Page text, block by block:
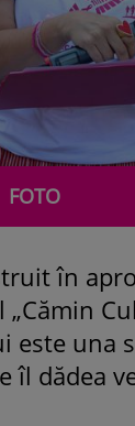
în
este una
îl dădea